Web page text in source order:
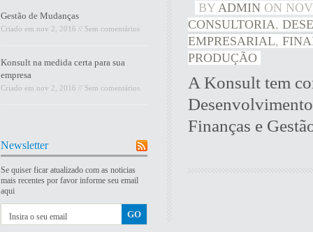
BY ADMIN ON
CONSULTORIA,
EMPRESARIAL,
PRODUÇÃO
A Konsult tem
Finanças e
Gestão de Mudanças
Criado em nov 2, 2016 // Sem comentários
Konsult na medida certa para sua
empresa
Criado em nov 2, 2016 // Sem comentários
Newsletter
Se quiser ficar atualizado com as noticias
mais recentes por favor informe seu email
aqui